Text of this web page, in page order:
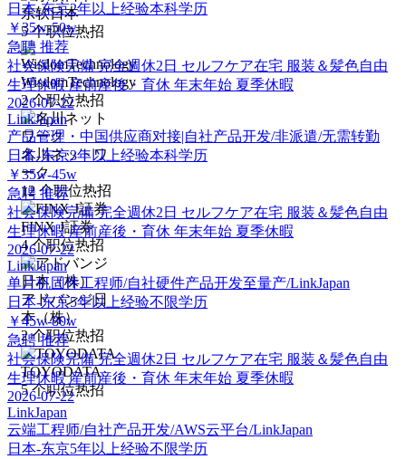
东软日本
5个职位热招
WisdomTechnology
2个职位热招
名川ネットワ
ーク
12个职位热招
FINX J証券
4个职位热招
アドバンジ日
本（株）
2个职位热招
TOYODATA
5个职位热招
日本-东京2年以上经验本科学历
￥35w-50w
急聘 推荐
社会保険完備 完全週休2日 セルフケア在宅 服装＆髪色自由
生理休暇 産前産後・育休 年末年始 夏季休暇
2026-07-22
LinkJapan
产品管理・中国供应商对接|自社产品开发/非派遣/无需转勤
日本-东京3年以上经验本科学历
￥35w-45w
急聘 推荐
社会保険完備 完全週休2日 セルフケア在宅 服装＆髪色自由
生理休暇 産前産後・育休 年末年始 夏季休暇
2026-07-22
LinkJapan
单片机固件工程师/自社硬件产品开发至量产/LinkJapan
日本-东京5年以上经验不限学历
￥45w-80w
急聘 推荐
社会保険完備 完全週休2日 セルフケア在宅 服装＆髪色自由
生理休暇 産前産後・育休 年末年始 夏季休暇
2026-07-22
LinkJapan
云端工程师/自社产品开发/AWS云平台/LinkJapan
日本-东京5年以上经验不限学历